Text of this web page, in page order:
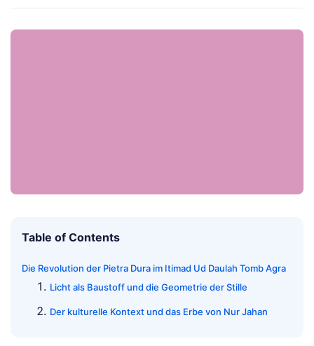
Table of Contents
Die Revolution der Pietra Dura im Itimad Ud Daulah Tomb Agra
Licht als Baustoff und die Geometrie der Stille
Der kulturelle Kontext und das Erbe von Nur Jahan